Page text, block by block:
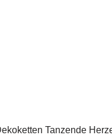
Tanzende